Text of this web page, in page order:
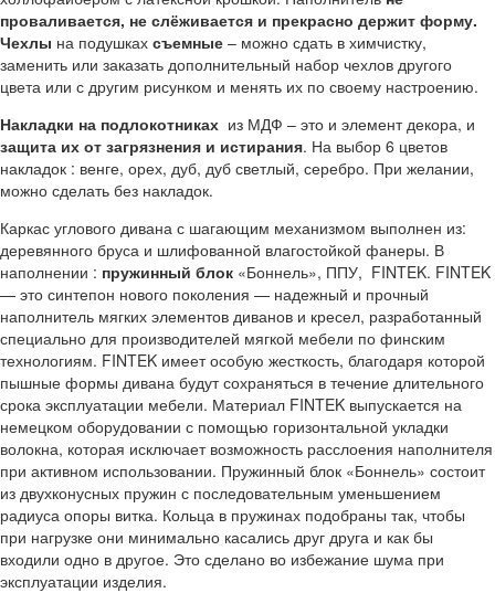
проваливается, не слёживается и прекрасно держит форму.
Чехлы на подушках съемные – можно сдать в химчистку,
заменить или заказать дополнительный набор чехлов другого
цвета или с другим рисунком и менять их по своему настроению.
Накладки на подлокотниках из МДФ – это и элемент декора, и
защита их от загрязнения и истирания. На выбор 6 цветов
накладок : венге, орех, дуб, дуб светлый, серебро. При желании,
можно сделать без накладок.
Каркас углового дивана с шагающим механизмом выполнен из:
деревянного бруса и шлифованной влагостойкой фанеры. В
наполнении : пружинный блок «Боннель», ППУ, FINTEK. FINTEK
— это синтепон нового поколения — надежный и прочный
наполнитель мягких элементов диванов и кресел, разработанный
специально для производителей мягкой мебели по финским
технологиям. FINTEK имеет особую жесткость, благодаря которой
пышные формы дивана будут сохраняться в течение длительного
срока эксплуатации мебели. Материал FINTEK выпускается на
немецком оборудовании с помощью горизонтальной укладки
волокна, которая исключает возможность расслоения наполнителя
при активном использовании. Пружинный блок «Боннель» состоит
из двухконусных пружин с последовательным уменьшением
радиуса опоры витка. Кольца в пружинах подобраны так, чтобы
при нагрузке они минимально касались друг друга и как бы
входили одно в другое. Это сделано во избежание шума при
эксплуатации изделия.